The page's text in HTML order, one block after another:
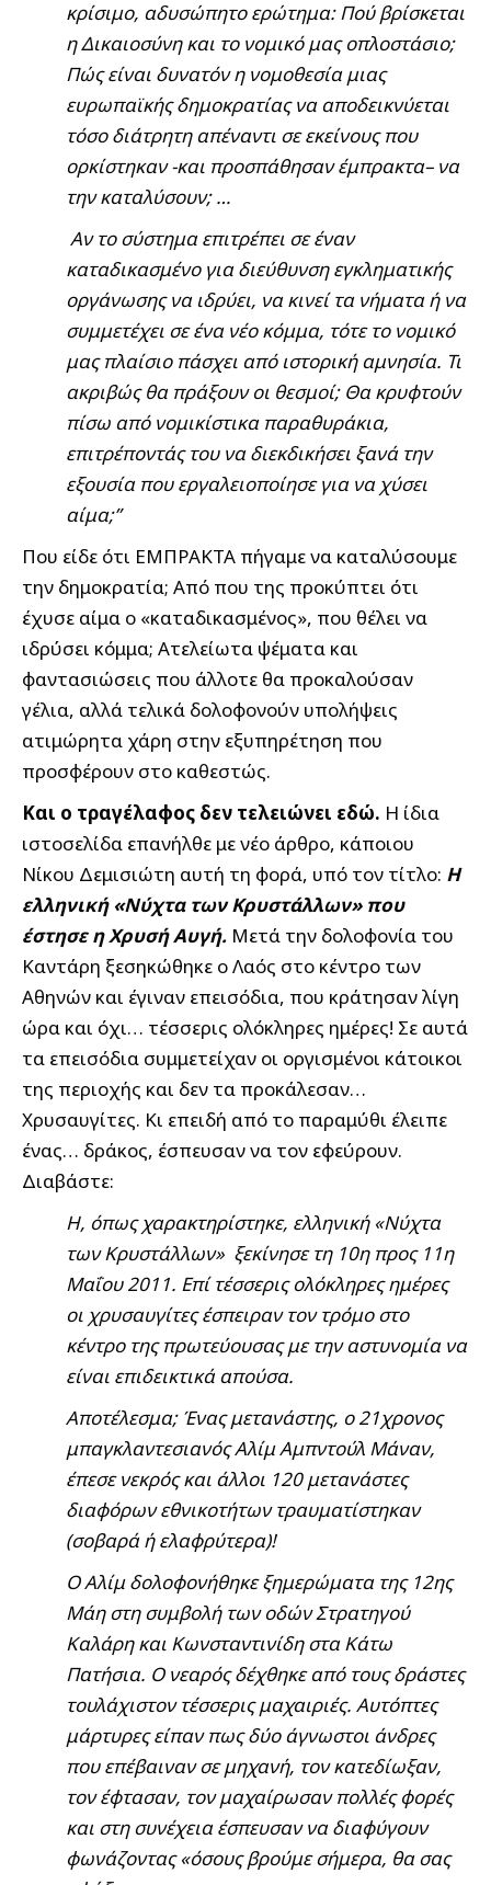
κρίσιμο, αδυσώπητο ερώτημα: Πού βρίσκεται
η Δικαιοσύνη και το νομικό μας οπλοστάσιο;
Πώς είναι δυνατόν η νομοθεσία μιας
ευρωπαϊκής δημοκρατίας να αποδεικνύεται
τόσο διάτρητη απέναντι σε εκείνους που
ορκίστηκαν -και προσπάθησαν έμπρακτα– να
την καταλύσουν; …
Αν το σύστημα επιτρέπει σε έναν
καταδικασμένο για διεύθυνση εγκληματικής
οργάνωσης να ιδρύει, να κινεί τα νήματα ή να
συμμετέχει σε ένα νέο κόμμα, τότε το νομικό
μας πλαίσιο πάσχει από ιστορική αμνησία. Τι
ακριβώς θα πράξουν οι θεσμοί; Θα κρυφτούν
πίσω από νομικίστικα παραθυράκια,
επιτρέποντάς του να διεκδικήσει ξανά την
εξουσία που εργαλειοποίησε για να χύσει
αίμα;”
Που είδε ότι ΕΜΠΡΑΚΤΑ πήγαμε να καταλύσουμε
την δημοκρατία; Από που της προκύπτει ότι
έχυσε αίμα ο «καταδικασμένος», που θέλει να
ιδρύσει κόμμα; Ατελείωτα ψέματα και
φαντασιώσεις που άλλοτε θα προκαλούσαν
γέλια, αλλά τελικά δολοφονούν υπολήψεις
ατιμώρητα χάρη στην εξυπηρέτηση που
προσφέρουν στο καθεστώς.
Και ο τραγέλαφος δεν τελειώνει εδώ. Η ίδια
ιστοσελίδα επανήλθε με νέο άρθρο, κάποιου
Νίκου Δεμισιώτη αυτή τη φορά, υπό τον τίτλο: Η
ελληνική «Νύχτα των Κρυστάλλων» που
έστησε η Χρυσή Αυγή. Μετά την δολοφονία του
Καντάρη ξεσηκώθηκε ο Λαός στο κέντρο των
Αθηνών και έγιναν επεισόδια, που κράτησαν λίγη
ώρα και όχι… τέσσερις ολόκληρες ημέρες! Σε αυτά
τα επεισόδια συμμετείχαν οι οργισμένοι κάτοικοι
της περιοχής και δεν τα προκάλεσαν…
Χρυσαυγίτες. Κι επειδή από το παραμύθι έλειπε
ένας… δράκος, έσπευσαν να τον εφεύρουν.
Διαβάστε:
Η, όπως χαρακτηρίστηκε, ελληνική «Νύχτα
των Κρυστάλλων» ξεκίνησε τη 10η προς 11η
Μαΐου 2011. Επί τέσσερις ολόκληρες ημέρες
οι χρυσαυγίτες έσπειραν τον τρόμο στο
κέντρο της πρωτεύουσας με την αστυνομία να
είναι επιδεικτικά απούσα.
Αποτέλεσμα; Ένας μετανάστης, ο 21χρονος
μπαγκλαντεσιανός Αλίμ Αμπντούλ Μάναν,
έπεσε νεκρός και άλλοι 120 μετανάστες
διαφόρων εθνικοτήτων τραυματίστηκαν
(σοβαρά ή ελαφρύτερα)!
Ο Αλίμ δολοφονήθηκε ξημερώματα της 12ης
Μάη στη συμβολή των οδών Στρατηγού
Καλάρη και Κωνσταντινίδη στα Κάτω
Πατήσια. Ο νεαρός δέχθηκε από τους δράστες
τουλάχιστον τέσσερις μαχαιριές. Αυτόπτες
μάρτυρες είπαν πως δύο άγνωστοι άνδρες
που επέβαιναν σε μηχανή, τον κατεδίωξαν,
τον έφτασαν, τον μαχαίρωσαν πολλές φορές
και στη συνέχεια έσπευσαν να διαφύγουν
φωνάζοντας «όσους βρούμε σήμερα, θα σας